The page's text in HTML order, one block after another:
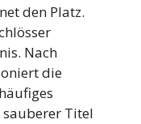
den Platz.
Nach
die
Titel